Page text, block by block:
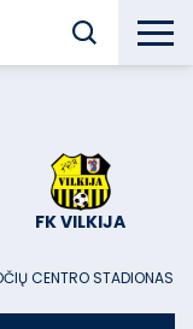
FK VILKIJA
CENTRO STADIONAS